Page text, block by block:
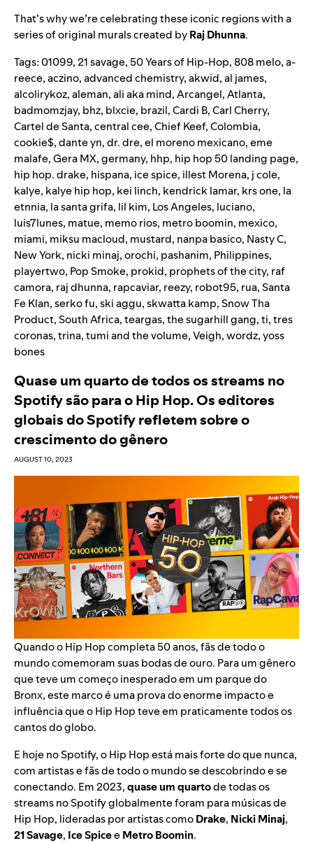
That’s why we’re celebrating these iconic regions with a
series of original murals created byRaj Dhunna.
Tags:01099,21 savage, 50 Years of Hip-Hop, 808 melo,a-
reece,aczino,advanced chemistry,akwid,al james,
alcolirykoz,aleman,ali aka mind,Arcangel,Atlanta,
badmomzjay, bhz, blxcie, brazil,Cardi B,Carl Cherry,
Cartel de Santa,central cee,Chief Keef,Colombia,
cookie$,dante yn,dr. dre,el moreno mexicano,eme
malafe,Gera MX,germany, hhp, hip hop 50 landing page,
hip hop. drake, hispana, ice spice, illest Morena, j cole,
kalye, kalye hip hop, kei linch, kendrick lamar, krs one, la
etnnia, la santa grifa, lil kim, Los Angeles, luciano,
luis7lunes, matue, memo rios, metro boomin, mexico,
miami, miksu macloud, mustard, nanpa basico, Nasty C,
New York, nicki minaj,orochi, pashanim, Philippines,
playertwo, Pop Smoke, prokid, prophets of the city, raf
camora, raj dhunna, rapcaviar, reezy, robot95, rua,Santa
Fe Klan,serko fu,ski aggu,skwatta kamp,Snow Tha
Product,South Africa,teargas,the sugarhill gang,ti,tres
coronas,trina,tumi and the volume,Veigh,wordz,yoss
bones
Quase um quarto de todos os streams no
Spotify são para o Hip Hop. Os editores
globais do Spotify refletem sobre o
crescimento do gênero
AUGUST 10, 2023
Quando oHip Hop completa 50 anos, fãs de todo o
mundocomemoram suas bodas de ouro. Para um gênero
que teve um começo inesperado em um parque do
Bronx, este marco é uma prova do enorme impacto e
influência que o Hip Hop teve em praticamente todos os
cantos do globo.
E hoje no Spotify, o Hip Hop está mais forte do que nunca,
com artistas e fãs de todo o mundo se descobrindo e se
conectando. Em 2023,quase um quartode todas os
streams no Spotify globalmente foram para músicas de
Hip Hop, lideradas por artistas comoDrake, Nicki Minaj,
21 Savage, Ice SpiceeMetro Boomin.